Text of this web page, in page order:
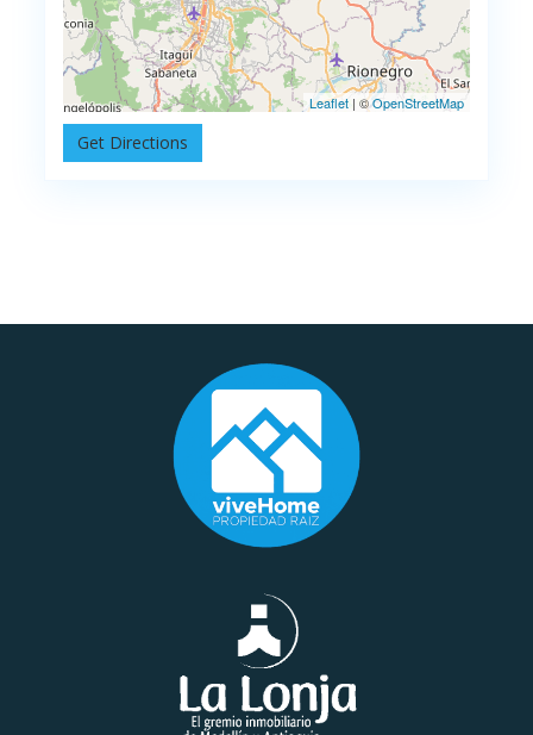
Leaflet| ©OpenStreetMap
Get Directions